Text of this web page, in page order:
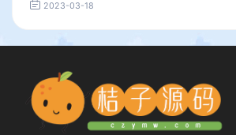
2023-03-18